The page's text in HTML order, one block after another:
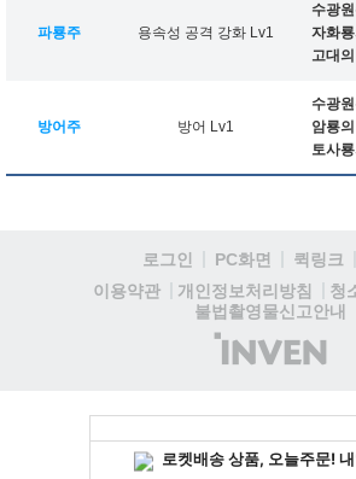
파룡주 용속성 공격 강화 Lv1
수광
자화
고대
방어주 방어 Lv1
수광
암룡
토사
로그인 PC화면 퀵링크
이용약관
개인정보처리방침
청
불법촬영물신고안내
(주)
인